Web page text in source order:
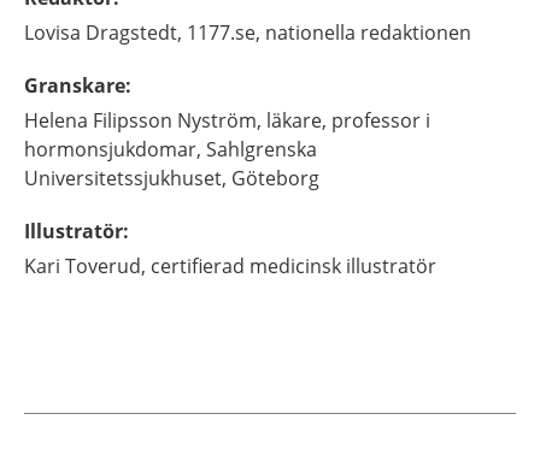
Lovisa Dragstedt, 1177.se, nationella redaktionen
Granskare:
Helena Filipsson Nyström, läkare, professor i
hormonsjukdomar, Sahlgrenska
Universitetssjukhuset, Göteborg
Illustratör:
Kari Toverud, certifierad medicinsk illustratör